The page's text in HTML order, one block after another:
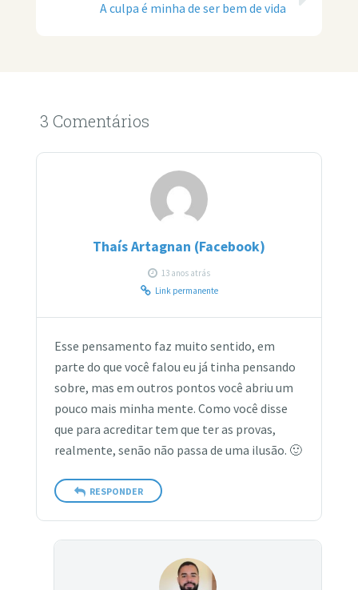
A culpa é minha de ser bem de vida
3 Comentários
Thaís Artagnan (Facebook)
13 anos atrás
Link permanente
Esse pensamento faz muito sentido, em
parte do que você falou eu já tinha pensando
sobre, mas em outros pontos você abriu um
pouco mais minha mente. Como você disse
que para acreditar tem que ter as provas,
realmente, senão não passa de uma ilusão. 🙂
RESPONDER